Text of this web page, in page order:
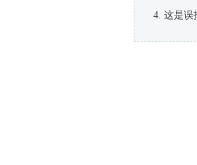
这是误